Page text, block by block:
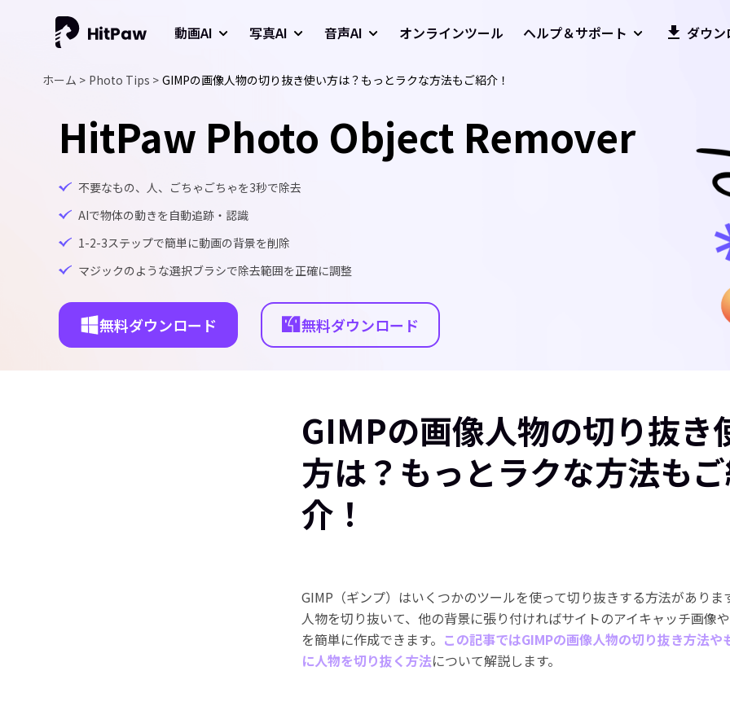
動画AI 写真AI 音声AI オンラインツール ヘルプ＆サポート ダウ
ホーム > Photo Tips > GIMPの画像人物の切り抜き使い方は？もっとラクな方法もご紹介！
HitPaw Photo Object Remover
不要なもの、人、ごちゃごちゃを3秒で除去
AIで物体の動きを自動追跡・認識
1-2-3ステップで簡単に動画の背景を削除
マジックのような選択ブラシで除去範囲を正確に調整
無料ダウンロード 無料ダウンロード
GIMPの画像人物の切り抜き
方は？もっとラクな方法も
介！
GIMP（ギンプ）はいくつかのツールを使って切り抜きする方法がありま
人物を切り抜いて、他の背景に張り付ければサイトのアイキャッチ画像
を簡単に作成できます。 この記事ではGIMPの画像人物の切り抜き方法や
に人物を切り抜く方法について解説します。